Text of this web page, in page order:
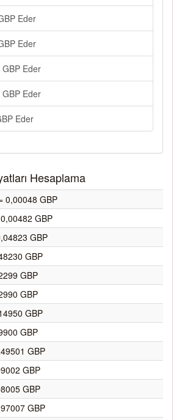
Eder
Eder
Eder
Eder
Eder
Hesaplama
0,00048 GBP
GBP
GBP
GBP
GBP
GBP
GBP
GBP
GBP
GBP
GBP
GBP